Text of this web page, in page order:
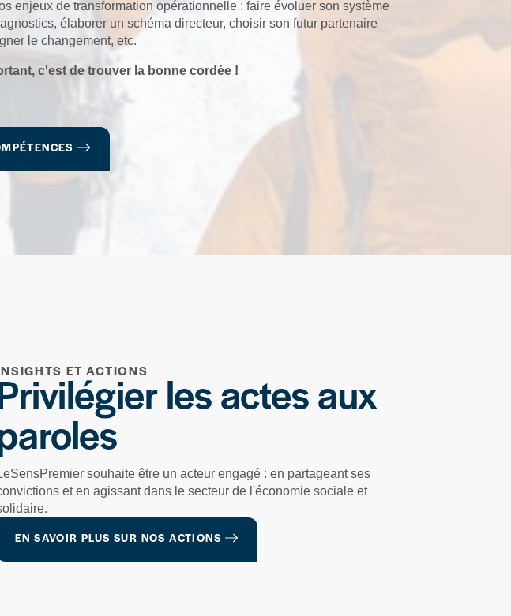
enjeux de transformation opérationnelle : faire évoluer son système
élaborer un schéma directeur, choisir son futur partenaire
le changement, etc.
c'est de trouver la bonne cordée !
INSIGHTS ET ACTIONS
les actes aux
souhaite être un acteur engagé : en partageant ses
et en agissant dans le secteur de l'économie sociale et
EN SAVOIR PLUS SUR NOS ACTIONS